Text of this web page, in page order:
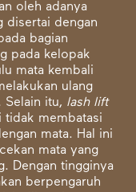
oleh adanya
disertai dengan
bagian
pada kelopak
mata kembali
ulang
Selain itu, lash lift
tidak membatasi
mata. Hal ini
mata yang
Dengan tingginya
berpengaruh